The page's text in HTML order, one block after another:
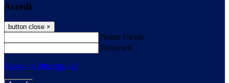
Accedi
button close ×
Nome Utente
Password
Password dimenticata?